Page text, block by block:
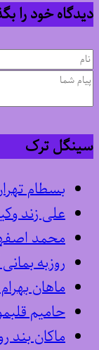
دیدگاه خود را
سینگل ترک
بسطام
علی زند
محمد
روزبه
ماهان
حامیم
ماکان بند